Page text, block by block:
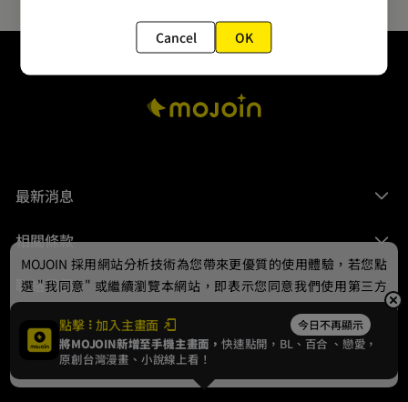
最新消息
相關條款
聯絡我們
© 2024 gamania Digital Entertainment Co., Ltd.
點擊 加入主畫面 今日不再顯示
將MOJOIN新增至手機主畫面，快速點開，BL、 百合 、戀愛，
原創台灣漫畫、小說線上看！
MOJOIN 採用網站分析技術為您帶來更優質的使用體驗，若您點
選 "我同意" 或繼續瀏覽本網站，即表示您同意我們使用第三方
Cookie，欲瞭解更多資訊請見隱私權政策。
我同意
Cancel OK